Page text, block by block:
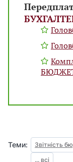
Теми: Звітність
... всі